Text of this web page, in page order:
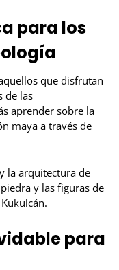
para los
que disfrutan
de las
aprender sobre la
maya a través de
la arquitectura de
y las figuras de
para